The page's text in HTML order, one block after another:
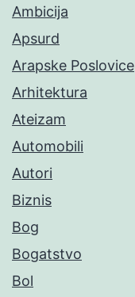
Ambicija
Apsurd
Arapske Poslovice
Arhitektura
Ateizam
Automobili
Autori
Biznis
Bog
Bogatstvo
Bol